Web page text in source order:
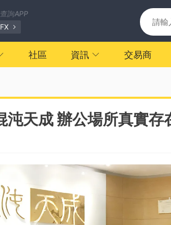
詢APP
社區 資訊 交易商
沌天成 辦公場所真實存